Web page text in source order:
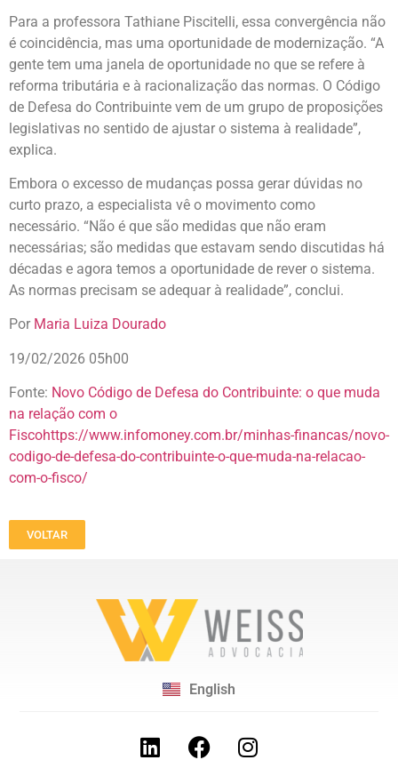
Para a professora Tathiane Piscitelli, essa convergência não
é coincidência, mas uma oportunidade de modernização. “A
gente tem uma janela de oportunidade no que se refere à
reforma tributária e à racionalização das normas. O Código
de Defesa do Contribuinte vem de um grupo de proposições
legislativas no sentido de ajustar o sistema à realidade”,
explica.
Embora o excesso de mudanças possa gerar dúvidas no
curto prazo, a especialista vê o movimento como
necessário. “Não é que são medidas que não eram
necessárias; são medidas que estavam sendo discutidas há
décadas e agora temos a oportunidade de rever o sistema.
As normas precisam se adequar à realidade”, conclui.
Por Maria Luiza Dourado
19/02/2026 05h00
Fonte: Novo Código de Defesa do Contribuinte: o que muda
na relação com o
Fiscohttps://www.infomoney.com.br/minhas-financas/novo-
codigo-de-defesa-do-contribuinte-o-que-muda-na-relacao-
com-o-fisco/
VOLTAR
English